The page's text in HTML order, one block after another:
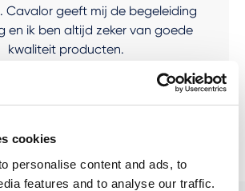
cookies
personalise content and ads, to
features and to analyse our traffic.
Cavalor geeft mij de begeleiding
en ik ben altijd zeker van goede
kwaliteit producten.